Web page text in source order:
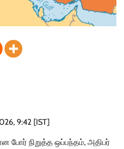
9:42 [IST]
நிறுத்த ஒப்பந்தம், அதிபர்